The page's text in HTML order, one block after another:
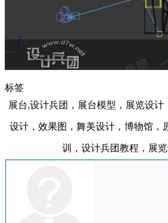
标签
展台,设计兵团，展台模型，展览设
设计，效果图，舞美设计，博物馆，
训，设计兵团教程，展